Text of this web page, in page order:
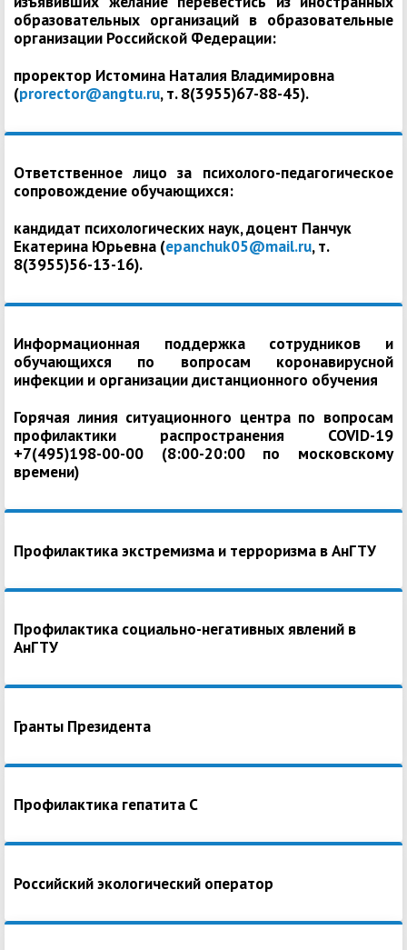
образовательных организаций в образовательные
организации Российской Федерации:
проректор Истомина Наталия Владимировна
(prorector@angtu.ru, т. 8(3955)67-88-45).
Ответственное лицо за психолого-педагогическое
сопровождение обучающихся:
кандидат психологических наук, доцент Панчук
Екатерина Юрьевна (epanchuk05@mail.ru, т.
8(3955)56-13-16).
Информационная поддержка сотрудников и
обучающихся по вопросам коронавирусной
инфекции и организации дистанционного обучения
Горячая линия ситуационного центра по вопросам
профилактики распространения COVID-19
+7(495)198-00-00 (8:00-20:00 по московскому
времени)
Профилактика экстремизма и терроризма в АнГТУ
Профилактика социально-негативных явлений в
АнГТУ
Гранты Президента
Профилактика гепатита С
Российский экологический оператор